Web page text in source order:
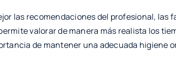
las recomendaciones del profesional, las
valorar de manera más realista los
de mantener una adecuada higiene